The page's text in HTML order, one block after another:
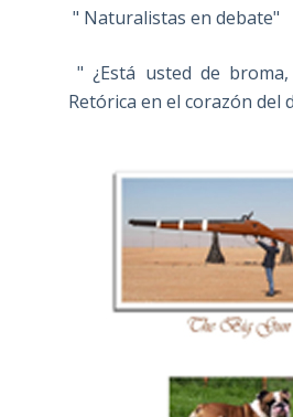
" Naturalistas en debate"
" ¿Está usted de
Retórica en el corazón del